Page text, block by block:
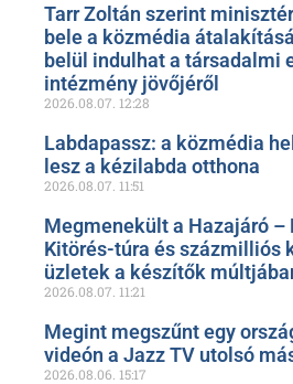
Tarr Zoltán szerint
bele a közmédia
belül indulhat a társadalmi
intézmény jövőjéről
2026.08.07. 12:28
Labdapassz: a közmédia
lesz a kézilabda otthona
2026.08.07. 11:51
Megmenekült a Hazajáró –
Kitörés-túra és százmilliós
üzletek a készítők
2026.08.07. 11:21
Megint megszűnt egy
videón a Jazz TV utolsó
2026.08.06. 15:17